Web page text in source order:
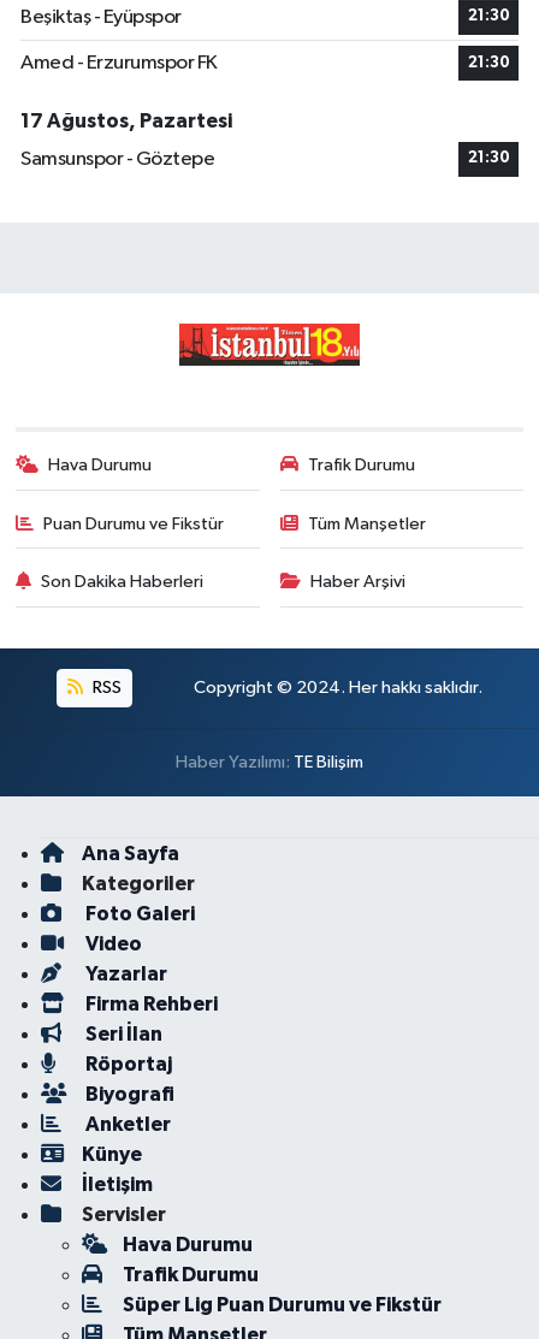
Beşiktaş - Eyüpspor 21:30
Amed - Erzurumspor FK 21:30
17 Ağustos, Pazartesi
Samsunspor - Göztepe
21:30
Hava Durumu Trafik Durumu
Puan Durumu ve Fikstür Tüm Manşetler
Son Dakika Haberleri Haber Arşivi
RSS Copyright © 2024. Her hakkı saklıdır.
Haber Yazılımı: TE Bilişim
Ana Sayfa
Kategoriler
Foto Galeri
Video
Yazarlar
Firma Rehberi
Seri İlan
Röportaj
Biyografi
Anketler
Künye
İletişim
Servisler
Hava Durumu
Trafik Durumu
Süper Lig Puan Durumu ve Fikstür
Tüm Manşetler